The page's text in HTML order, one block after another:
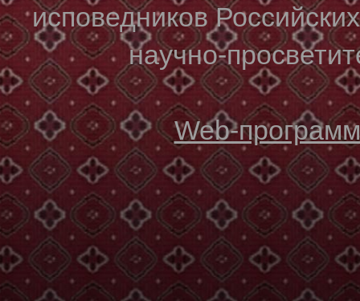
исповедников
научно-
Web-